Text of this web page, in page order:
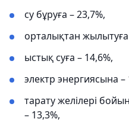
су бұруға – 23,7%,
орталықтан жылытуға
ыстық суға – 14,6%,
электр энергиясына –
тарату желілері
– 13,3%,